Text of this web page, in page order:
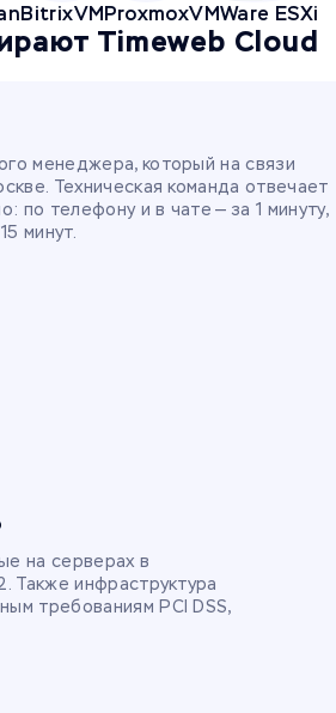
BitrixVMProxmoxVMWare ESXi
Timeweb Cloud
менеджера, который на связи
Техническая команда отвечает
по телефону и в чате — за 1 минуту,
минут.
на серверах в
Также инфраструктура
требованиям PCI DSS,